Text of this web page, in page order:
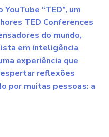
“TED”, um
TED Conferences
do mundo,
em inteligência
experiência que
reflexões
por muitas pessoas: a